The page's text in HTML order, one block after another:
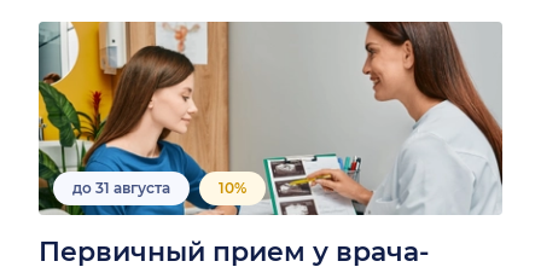
до 31 августа 10%
Первичный прием у врача-